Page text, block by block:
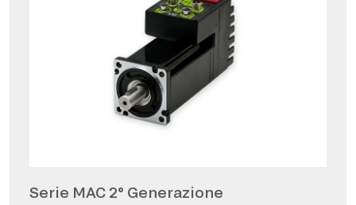
Serie MAC 2° Generazione